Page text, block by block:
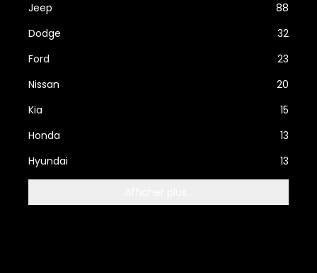
Jeep
88
Dodge
32
Ford
23
Nissan
20
Kia
15
Honda
13
Hyundai
13